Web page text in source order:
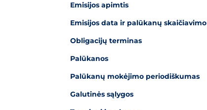
Emisijos apimtis
Emisijos data ir palūkanų
Obligacijų terminas
Palūkanos
Palūkanų mokėjimo periodiškumas
Galutinės sąlygos